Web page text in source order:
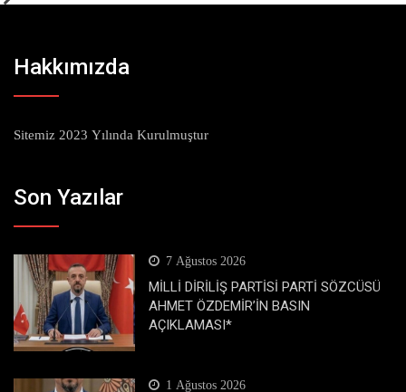
Hakkımızda
Sitemiz 2023 Yılında Kurulmuştur
Son Yazılar
7 Ağustos 2026
MİLLİ DİRİLİŞ PARTİSİ PARTİ SÖZCÜSÜ
AHMET ÖZDEMİR’İN BASIN
AÇIKLAMASI*
1 Ağustos 2026